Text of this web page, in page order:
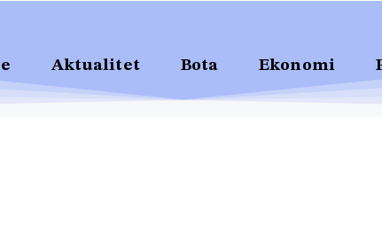
Aktualitet Bota Ekonomi